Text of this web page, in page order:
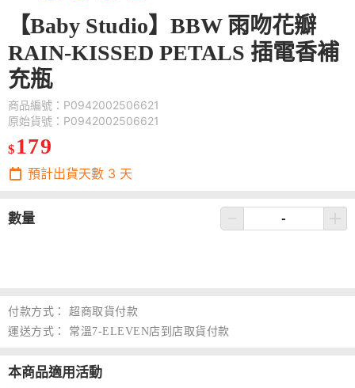
【Baby Studio】BBW 雨吻花瓣
RAIN-KISSED PETALS 插電香補
充瓶
商品編號：P0942002506621
原始貨號：P0942002506621
$ 179
預計出貨天數 3 天
數量
付款方式：
超商取貨付款
運送方式：
常溫7-ELEVEN店到店取貨付款
本商品適用活動